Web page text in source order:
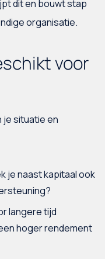
dit en bouwt stap
organisatie.
voor
je situatie en
je naast kapitaal ook
langere tijd
hoger rendement